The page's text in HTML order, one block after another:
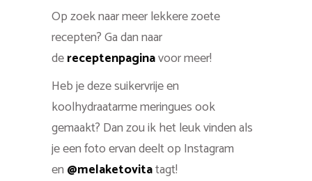
Op zoek naar meer lekkere zoete
recepten? Ga dan naar
dereceptenpaginavoor meer!
Heb je deze suikervrije en
koolhydraatarme meringues ook
gemaakt? Dan zou ik het leuk vinden als
je een foto ervan deelt op Instagram
en @melaketovitatagt!